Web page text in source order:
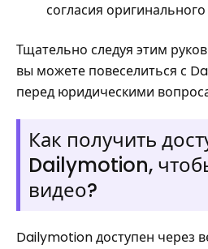
согласия оригинального
Тщательно следуя этим
вы можете повеселиться с
перед юридическими
Как получить
Dailymotion,
видео?
Dailymotion доступен через